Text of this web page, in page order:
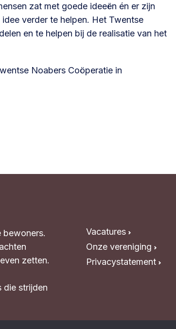
zat met goede ideeën én er zijn
verder te helpen. Het Twentse
en te helpen bij de realisatie van het
Noabers Coöperatie in
bewoners.
zetten.
die strijden
Vacatures
Onze vereniging
Privacystatement